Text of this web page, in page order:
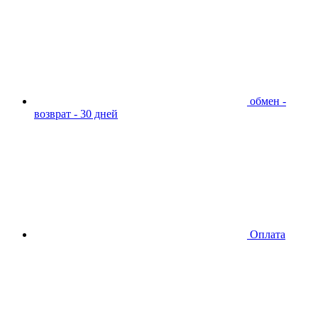
обмен -
возврат - 30 дней
Оплата